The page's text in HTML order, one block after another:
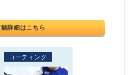
舗詳細はこちら
コーティング